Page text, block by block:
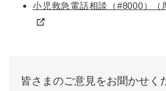
小児救急電話相談（#8000）（
皆さまのご意見をお聞かせく